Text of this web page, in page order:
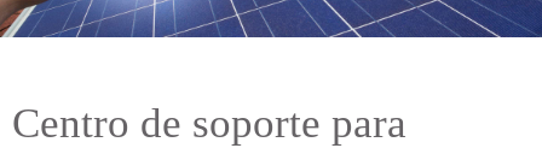
Centro de soporte para